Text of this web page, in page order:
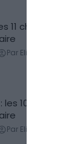
11 choses
Par Elise
10 choses
Par Elise